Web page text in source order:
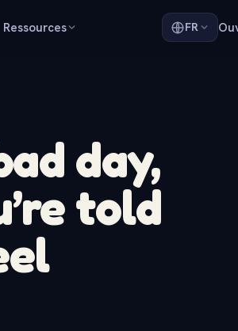
Ressources FR
day,
told